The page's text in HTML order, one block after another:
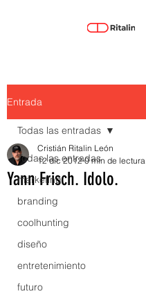
Entrada
Todas las entradas
marketing
branding
coolhunting
diseño
entretenimiento
futuro
Todas las entradas
Yann Frisch. Idolo.
Cristián Ritalin León
12 dic 2012 0 min de lectura